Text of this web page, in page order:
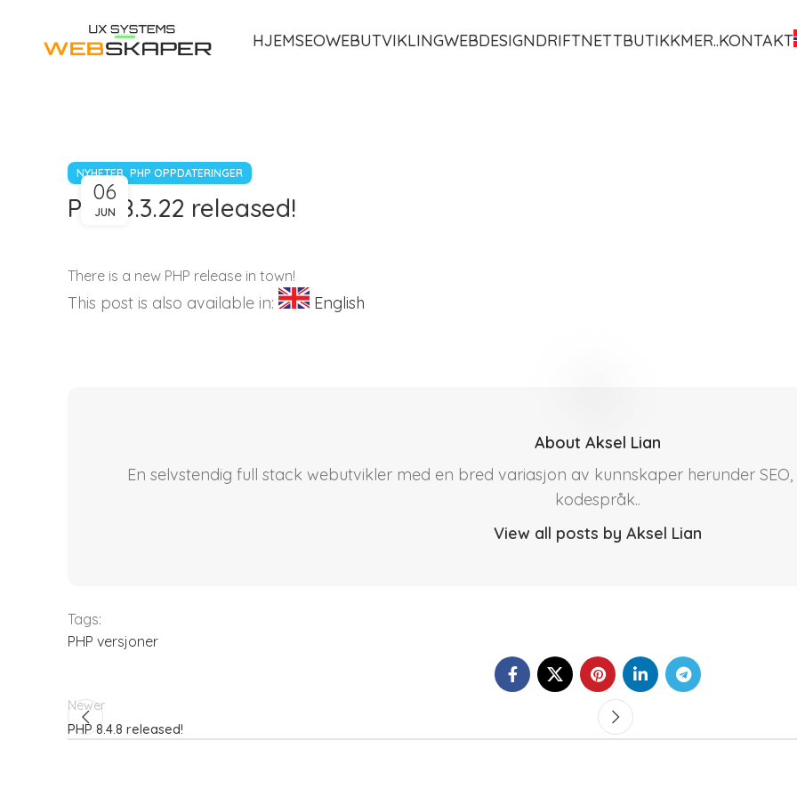
HJEMSEOWEBUTVIKLINGWEBDESIGNDRIFTNETTBUTIKKMER..KONTAKT
NYHETER, PHP OPPDATERINGER
PHP 8.3.22 released!
06
JUN
There is a new PHP release in town!
This post is also available in: English
About Aksel Lian
En selvstendig full stack webutvikler med en bred variasjon av kunnskaper herunder
kodespråk..
View all posts by Aksel Lian
Tags:
PHP versjoner
Newer
PHP 8.4.8 released!